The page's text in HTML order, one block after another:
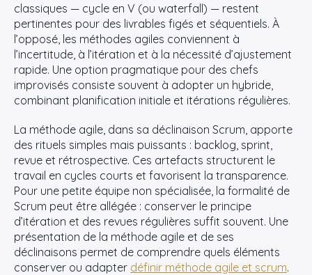
classiques — cycle en V (ou waterfall) — restent
pertinentes pour des livrables figés et séquentiels. À
l’opposé, les méthodes agiles conviennent à
l’incertitude, à l’itération et à la nécessité d’ajustement
rapide. Une option pragmatique pour des chefs
improvisés consiste souvent à adopter un hybride,
combinant planification initiale et itérations régulières.
La méthode agile, dans sa déclinaison Scrum, apporte
des rituels simples mais puissants : backlog, sprint,
revue et rétrospective. Ces artefacts structurent le
travail en cycles courts et favorisent la transparence.
Pour une petite équipe non spécialisée, la formalité de
Scrum peut être allégée : conserver le principe
d’itération et des revues régulières suffit souvent. Une
présentation de la méthode agile et de ses
déclinaisons permet de comprendre quels éléments
conserver ou adapter définir méthode agile et scrum.